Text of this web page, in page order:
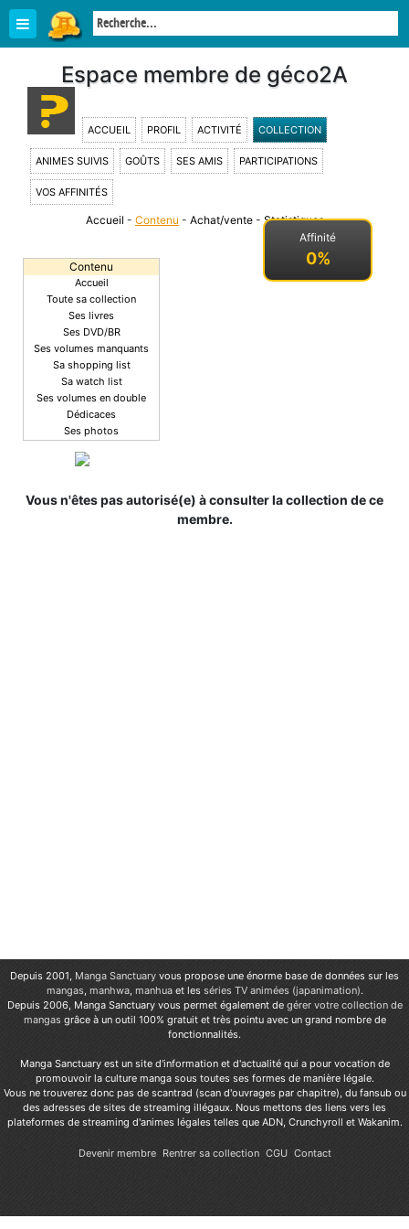
Espace membre de géco2A
ACCUEIL PROFIL ACTIVITÉ COLLECTION
ANIMES SUIVIS GOÛTS SES AMIS PARTICIPATIONS
VOS AFFINITÉS
Affinité
0%
Accueil - Contenu - Achat/vente - Statistiques-
Contenu
Accueil
Toute sa collection
Ses livres
Ses DVD/BR
Ses volumes manquants
Sa shopping list
Sa watch list
Ses volumes en double
Dédicaces
Ses photos
Vous n'êtes pas autorisé(e) à consulter la collection de ce
membre.
Depuis 2001, Manga Sanctuary vous propose une énorme base de données sur les
mangas, manhwa, manhuaet les séries TV animées (japanimation).
Depuis 2006, Manga Sanctuary vous permet également de gérer votre collection de
mangas grâce à un outil 100% gratuit et très pointu avec un grand nombre de
fonctionnalités.
Manga Sanctuary est un site d'information et d'actualité qui a pour vocation de
promouvoir la culture manga sous toutes ses formes de manière légale.
Vous ne trouverez donc pas de scantrad (scan d'ouvrages par chapitre), du fansub ou
des adresses de sites de streaming illégaux. Nous mettons des liens vers les
plateformes de streaming d'animes légales telles que ADN, Crunchyroll et Wakanim.
Devenir membre Rentrer sa collection CGU Contact